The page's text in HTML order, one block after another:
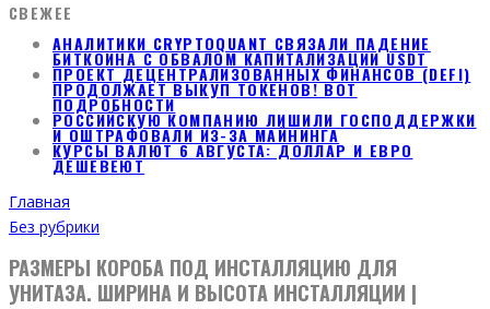
СВЕЖЕЕ
АНАЛИТИКИ CRYPTOQUANT СВЯЗАЛИ ПАДЕНИЕ
БИТКОИНА С ОБВАЛОМ КАПИТАЛИЗАЦИИ USDT
ПРОЕКТ ДЕЦЕНТРАЛИЗОВАННЫХ ФИНАНСОВ (DEFI)
ПРОДОЛЖАЕТ ВЫКУП ТОКЕНОВ! ВОТ
ПОДРОБНОСТИ
РОССИЙСКУЮ КОМПАНИЮ ЛИШИЛИ ГОСПОДДЕРЖКИ
И ОШТРАФОВАЛИ ИЗ-ЗА МАЙНИНГА
КУРСЫ ВАЛЮТ 6 АВГУСТА: ДОЛЛАР И ЕВРО
ДЕШЕВЕЮТ
Главная
Без рубрики
РАЗМЕРЫ КОРОБА ПОД ИНСТАЛЛЯЦИЮ ДЛЯ
УНИТАЗА. ШИРИНА И ВЫСОТА ИНСТАЛЛЯЦИИ |